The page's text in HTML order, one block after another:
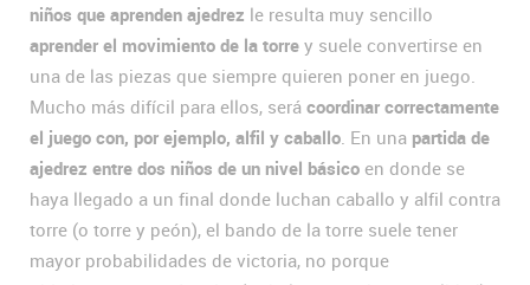
niños que aprenden ajedrez le resulta muy sencillo
aprender el movimiento de la torre y suele convertirse en
una de las piezas que siempre quieren poner en juego.
Mucho más difícil para ellos, será coordinar correctamente
el juego con, por ejemplo, alfil y caballo . En una partida de
ajedrez entre dos niños de un nivel básico en donde se
haya llegado a un final donde luchan caballo y alfil contra
torre (o torre y peón), el bando de la torre suele tener
mayor probabilidades de victoria, no porque